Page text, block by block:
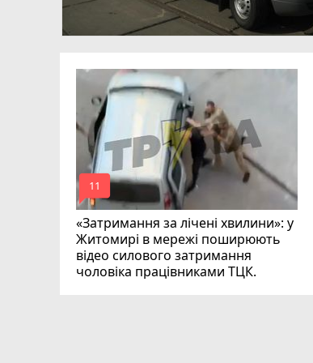
«Затримання за лічені хвилини»: у
Житомирі в мережі поширюють
відео силового затримання
чоловіка працівниками ТЦК.
mode_comment
11